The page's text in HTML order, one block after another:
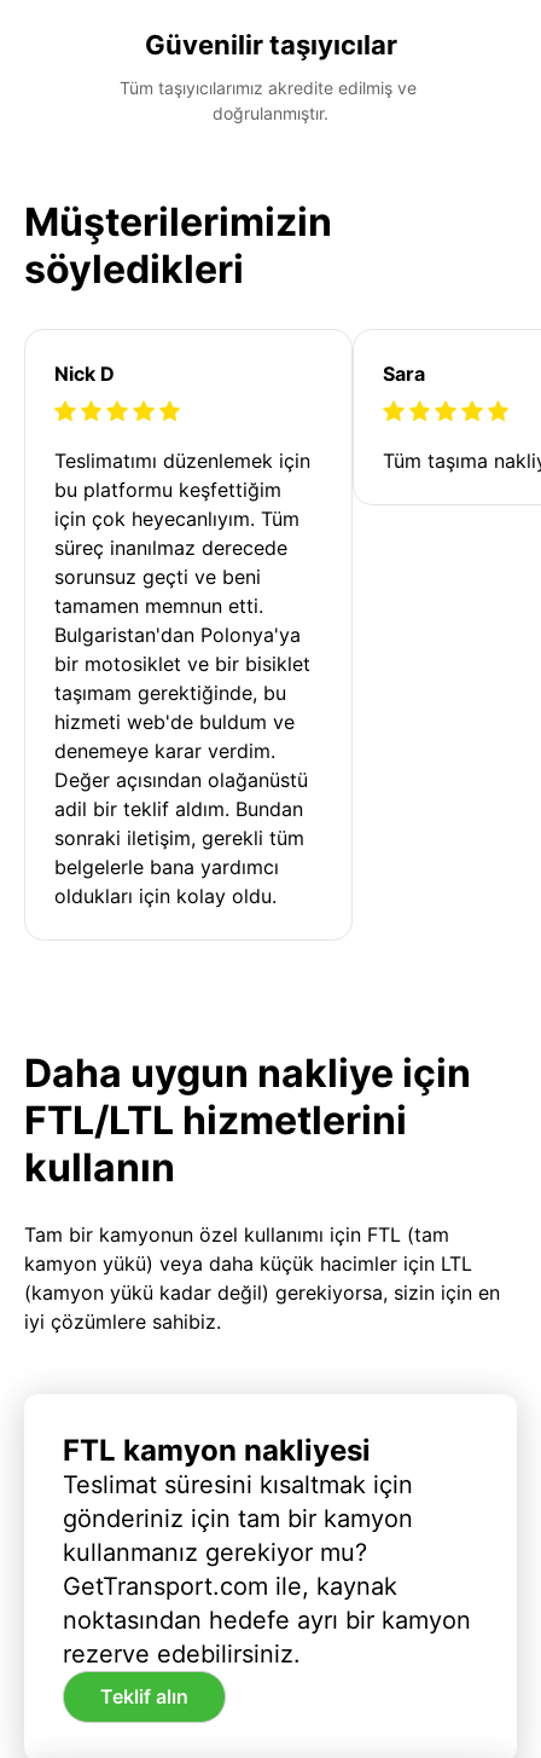
Güvenilir taşıyıcılar
Tüm taşıyıcılarımız akredite edilmiş ve
doğrulanmıştır.
Müşterilerimizin
söyledikleri
Nick D
Teslimatımı düzenlemek için
bu platformu keşfettiğim
için çok heyecanlıyım. Tüm
süreç inanılmaz derecede
sorunsuz geçti ve beni
tamamen memnun etti.
Bulgaristan'dan Polonya'ya
bir motosiklet ve bir bisiklet
taşımam gerektiğinde, bu
hizmeti web'de buldum ve
denemeye karar verdim.
Değer açısından olağanüstü
adil bir teklif aldım. Bundan
sonraki iletişim, gerekli tüm
belgelerle bana yardımcı
oldukları için kolay oldu.
Sara
Tüm taşıma
Daha uygun nakliye için
FTL/LTL hizmetlerini
kullanın
Tam bir kamyonun özel kullanımı için FTL (tam
kamyon yükü) veya daha küçük hacimler için LTL
(kamyon yükü kadar değil) gerekiyorsa, sizin için en
iyi çözümlere sahibiz.
FTL kamyon nakliyesi
Teslimat süresini kısaltmak için
gönderiniz için tam bir kamyon
kullanmanız gerekiyor mu?
GetTransport.com ile, kaynak
noktasından hedefe ayrı bir kamyon
rezerve edebilirsiniz.
Teklif alın